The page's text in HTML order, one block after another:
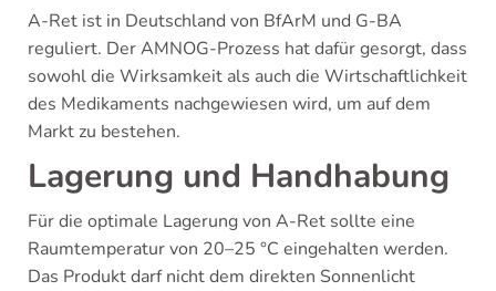
A-Ret ist in Deutschland von BfArM und G-BA
reguliert. Der AMNOG-Prozess hat dafür gesorgt, dass
sowohl die Wirksamkeit als auch die Wirtschaftlichkeit
des Medikaments nachgewiesen wird, um auf dem
Markt zu bestehen.
Lagerung und Handhabung
Für die optimale Lagerung von A-Ret sollte eine
Raumtemperatur von 20–25 °C eingehalten werden.
Das Produkt darf nicht dem direkten Sonnenlicht